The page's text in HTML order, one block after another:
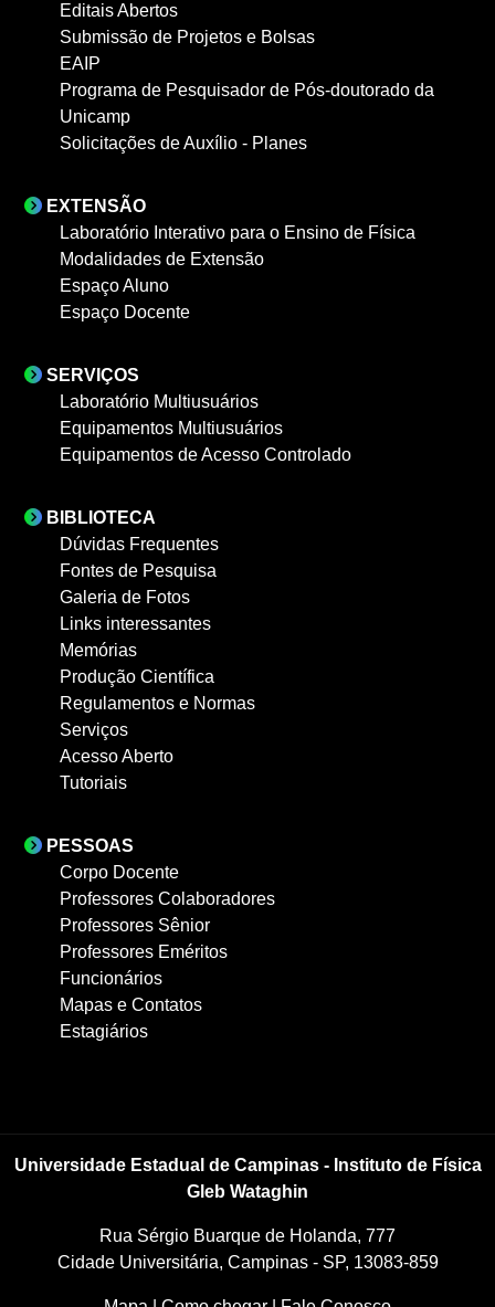
Editais Abertos
Submissão de Projetos e Bolsas
EAIP
Programa de Pesquisador de Pós-doutorado da
Unicamp
Solicitações de Auxílio - Planes
EXTENSÃO
Laboratório Interativo para o Ensino de Física
Modalidades de Extensão
Espaço Aluno
Espaço Docente
SERVIÇOS
Laboratório Multiusuários
Equipamentos Multiusuários
Equipamentos de Acesso Controlado
BIBLIOTECA
Dúvidas Frequentes
Fontes de Pesquisa
Galeria de Fotos
Links interessantes
Memórias
Produção Científica
Regulamentos e Normas
Serviços
Acesso Aberto
Tutoriais
PESSOAS
Corpo Docente
Professores Colaboradores
Professores Sênior
Professores Eméritos
Funcionários
Mapas e Contatos
Estagiários
Universidade Estadual de Campinas - Instituto de Física
Gleb Wataghin
Rua Sérgio Buarque de Holanda, 777
Cidade Universitária, Campinas - SP, 13083-859